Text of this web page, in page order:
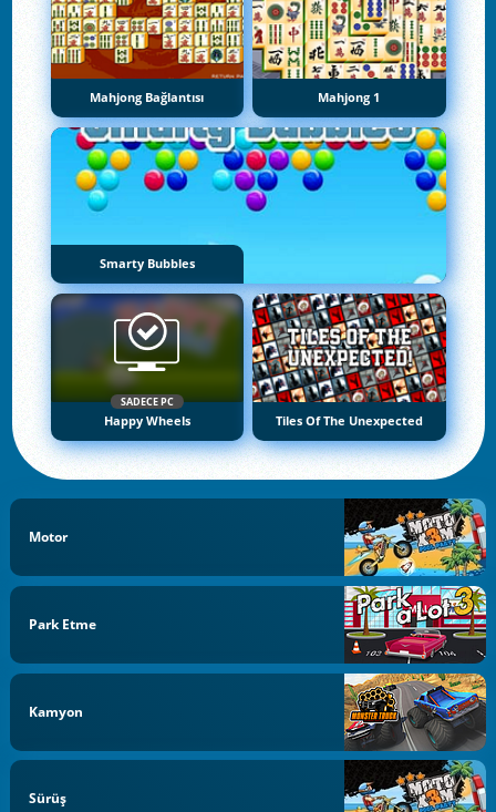
Mahjong Bağlantısı Mahjong 1
Smarty Bubbles
SADECE PC
Happy Wheels Tiles Of The Unexpected
Motor
Park Etme
Kamyon
Sürüş